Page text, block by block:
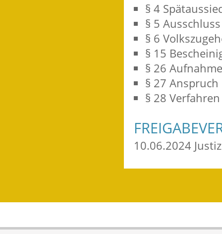
§ 4
§ 5 Ausschluss
§ 6
§ 15
§ 26
§ 27 Anspruch
§ 28 Verfahren
10.06.2024